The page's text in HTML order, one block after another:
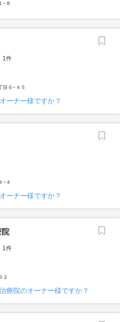
−８
1件
目６−４５
ーナー様ですか？
−４
ーナー様ですか？
院
1件
２
療院のオーナー様ですか？